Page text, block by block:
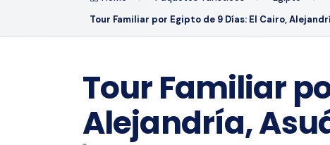
Tour Familiar por Egipto de 9 Días: El Cairo,
Tour Familiar
Alejandría,